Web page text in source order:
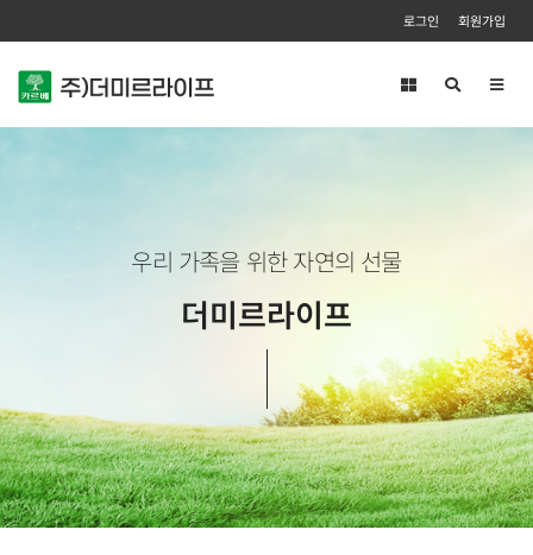
로그인 회원가입
우리 가족을 위한 자연의 선물
더미르라이프